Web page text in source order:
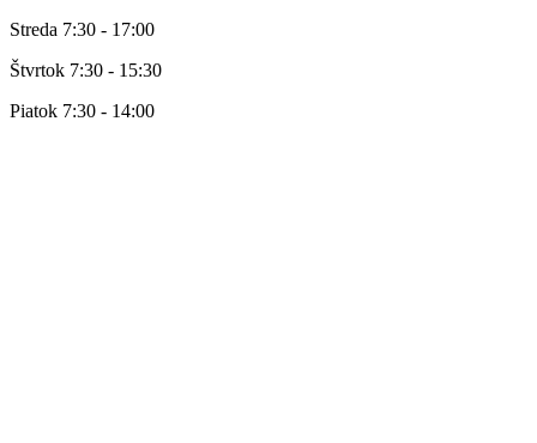
Streda 7:30 - 17:00
Štvrtok 7:30 - 15:30
Piatok 7:30 - 14:00